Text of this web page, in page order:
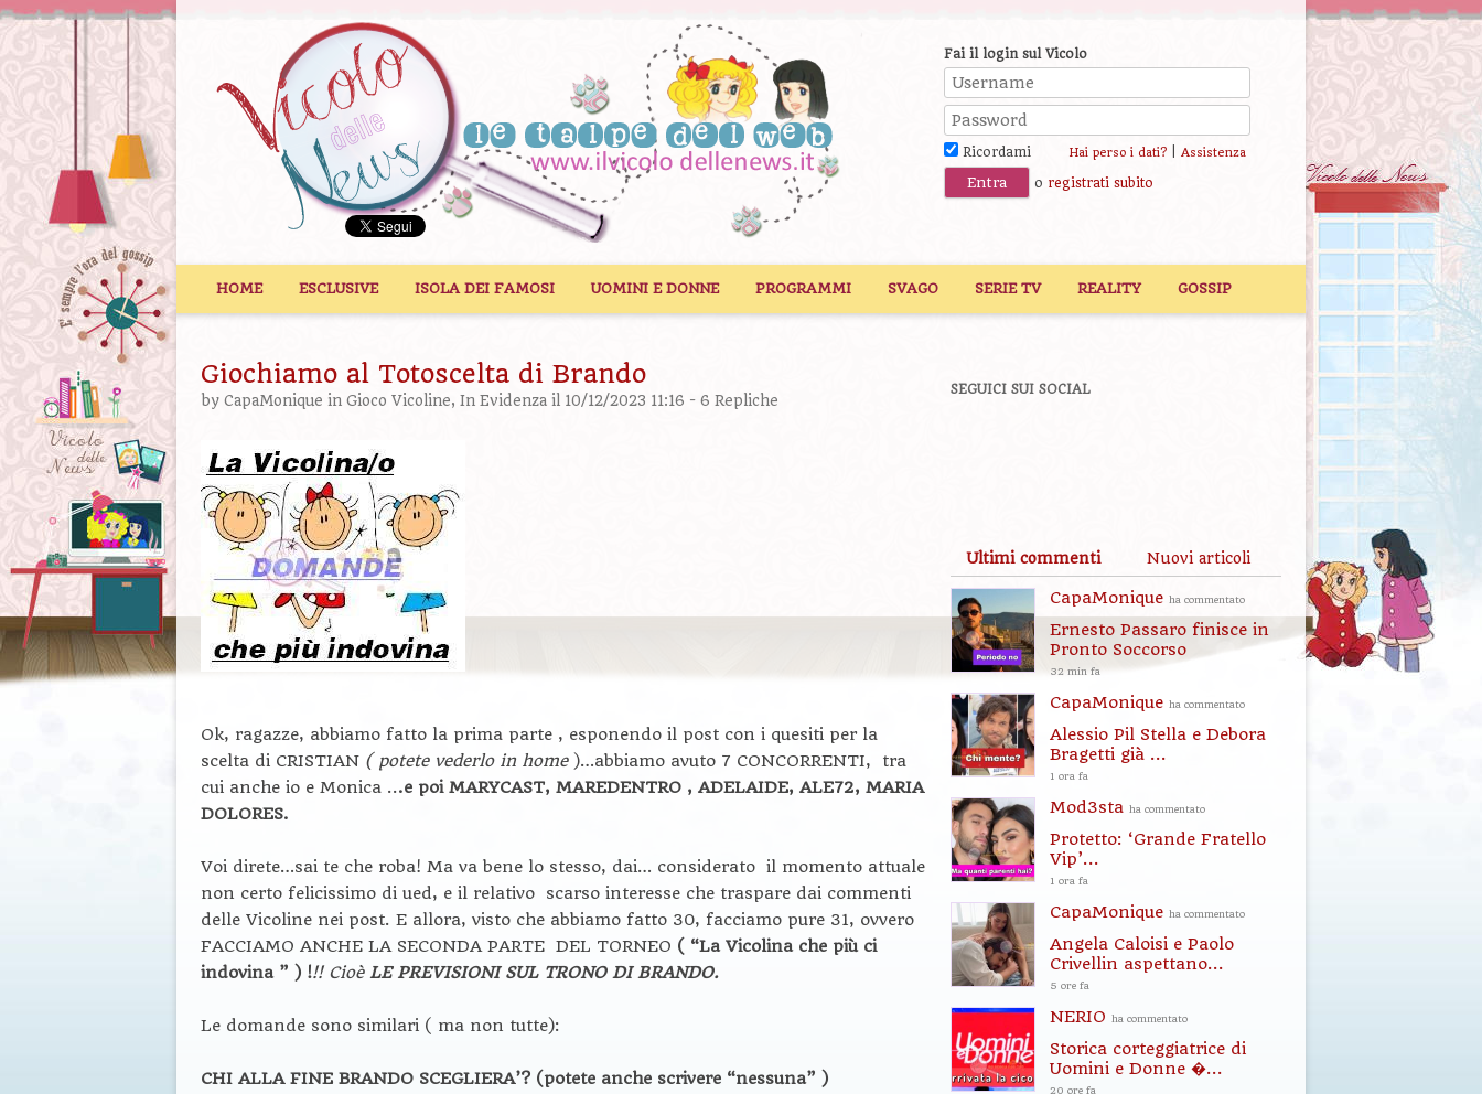
Fai il login sul Vicolo
Ricordami Hai perso i dati?| Assistenza
o registrati subito
HOME ESCLUSIVE ISOLA DEI FAMOSI UOMINI E DONNE PROGRAMMI SVAGO SERIE TV REALITY GOSSIP
Giochiamo al Totoscelta di Brando
by CapaMonique in Gioco Vicoline, In Evidenza il 10/12/2023 11:16 - 6 Repliche
Ok, ragazze, abbiamo fatto la prima parte , esponendo il post con i quesiti per la
scelta di CRISTIAN ( potete vederlo in home)…abbiamo avuto 7 CONCORRENTI, tra
cui anche io e Monica ...e poi MARYCAST, MAREDENTRO , ADELAIDE, ALE72, MARIA
DOLORES.
Voi direte…sai te che roba! Ma va bene lo stesso, dai… considerato il momento attuale
non certo felicissimo di ued, e il relativo scarso interesse che traspare dai commenti
delle Vicoline nei post. E allora, visto che abbiamo fatto 30, facciamo pure 31, ovvero
FACCIAMO ANCHE LA SECONDA PARTE DEL TORNEO ( “La Vicolina che più ci
indovina ” ) !!! Cioè LE PREVISIONI SUL TRONO DI BRANDO.
Le domande sono similari ( ma non tutte):
CHI ALLA FINE BRANDO SCEGLIERA’? (potete anche scrivere “nessuna” )
SEGUICI SUI SOCIAL
Ultimi commenti Nuovi articoli
CapaMonique ha commentato
Ernesto Passaro finisce in
Pronto Soccorso
32 min fa
CapaMonique ha commentato
Alessio Pil Stella e Debora
Bragetti già ...
1 ora fa
Mod3sta ha commentato
Protetto: ‘Grande Fratello
Vip’...
1 ora fa
CapaMonique ha commentato
Angela Caloisi e Paolo
Crivellin aspettano...
5 ore fa
NERIO ha commentato
Storica corteggiatrice di
Uomini e Donne �...
20 ore fa